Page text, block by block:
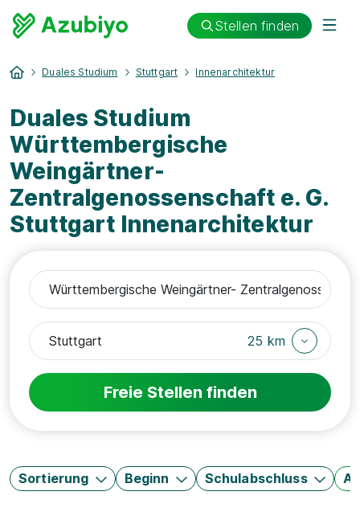
Stellen finden
Duales Studium Stuttgart Innenarchitektur
Duales Studium
Württembergische
Weingärtner-
Zentralgenossenschaft e. G.
Stuttgart Innenarchitektur
25 km
Freie Stellen finden
Sortierung Beginn Schulabschluss